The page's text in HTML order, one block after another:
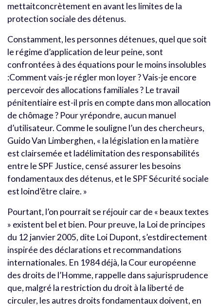
mettaitconcrètement en avant les limites de la
protection sociale des détenus.
Constamment, les personnes détenues, quel que soit
le régime d’application de leur peine, sont
confrontées à des équations pour le moins insolubles
:Comment vais-je régler mon loyer ? Vais-je encore
percevoir des allocations familiales ? Le travail
pénitentiaire est-il pris en compte dans mon allocation
de chômage ? Pour yrépondre, aucun manuel
d’utilisateur. Comme le souligne l’un des chercheurs,
Guido Van Limberghen, « la législation en la matière
est clairsemée et ladélimitation des responsabilités
entre le SPF Justice, censé assurer les besoins
fondamentaux des détenus, et le SPF Sécurité sociale
est loind’être claire. »
Pourtant, l’on pourrait se réjouir car de « beaux textes
» existent bel et bien. Pour preuve, la Loi de principes
du 12 janvier 2005, dite Loi Dupont, s’estdirectement
inspirée des déclarations et recommandations
internationales. En 1984 déjà, la Cour européenne
des droits de l’Homme, rappelle dans sajurisprudence
que, malgré la restriction du droit à la liberté de
circuler, les autres droits fondamentaux doivent, en